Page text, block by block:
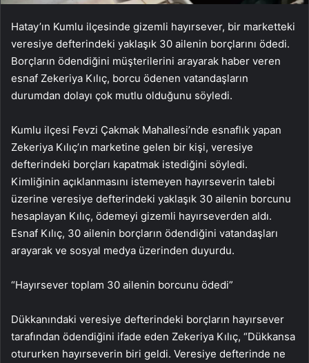
Hatay’ın Kumlu ilçesinde gizemli hayırsever, bir marketteki
veresiye defterindeki yaklaşık 30 ailenin borçlarını ödedi.
Borçların ödendiğini müşterilerini arayarak haber veren
esnaf Zekeriya Kılıç, borcu ödenen vatandaşların
durumdan dolayı çok mutlu olduğunu söyledi.
Kumlu ilçesi Fevzi Çakmak Mahallesi’nde esnaflık yapan
Zekeriya Kılıç’ın marketine gelen bir kişi, veresiye
defterindeki borçları kapatmak istediğini söyledi.
Kimliğinin açıklanmasını istemeyen hayırseverin talebi
üzerine veresiye defterindeki yaklaşık 30 ailenin borcunu
hesaplayan Kılıç, ödemeyi gizemli hayırseverden aldı.
Esnaf Kılıç, 30 ailenin borçların ödendiğini vatandaşları
arayarak ve sosyal medya üzerinden duyurdu.
“Hayırsever toplam 30 ailenin borcunu ödedi”
Dükkanındaki veresiye defterindeki borçların hayırsever
tarafından ödendiğini ifade eden Zekeriya Kılıç, “Dükkansa
otururken hayırseverin biri geldi. Veresiye defterinde ne